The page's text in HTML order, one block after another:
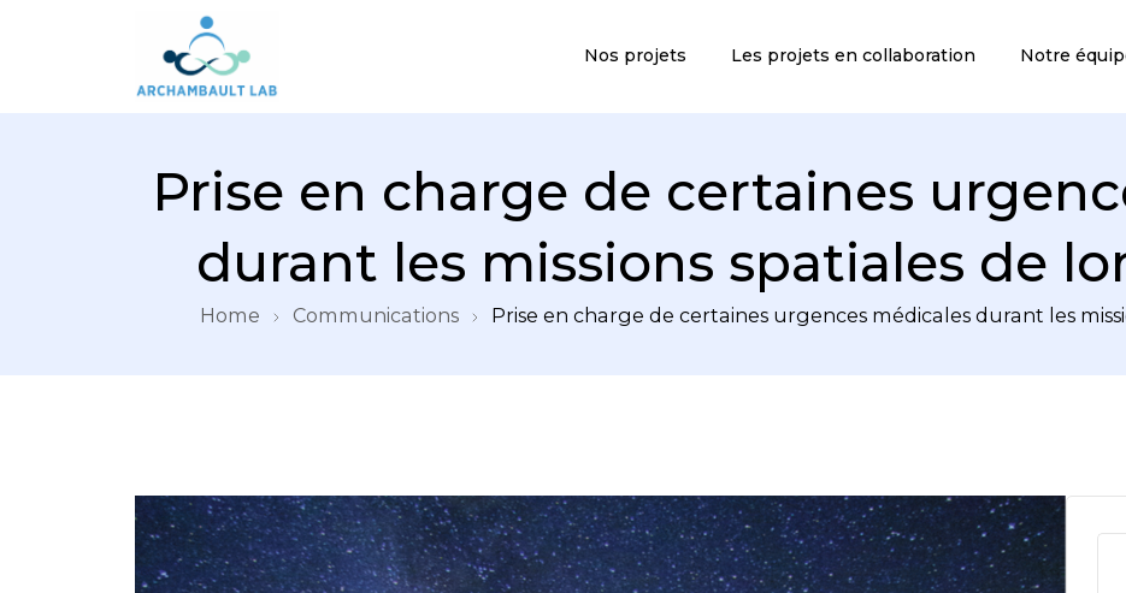
Nos projets Les projets en collaboration Notre
Prise en charge de certaines
durant les missions spatiales de
Home Communications Prise en charge de certaines urgences médicales durant les